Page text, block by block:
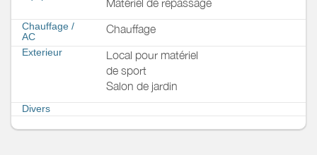
Matériel de repassage
Chauffage /
AC
Chauffage
Exterieur
Local pour matériel
de sport
Salon de jardin
Divers